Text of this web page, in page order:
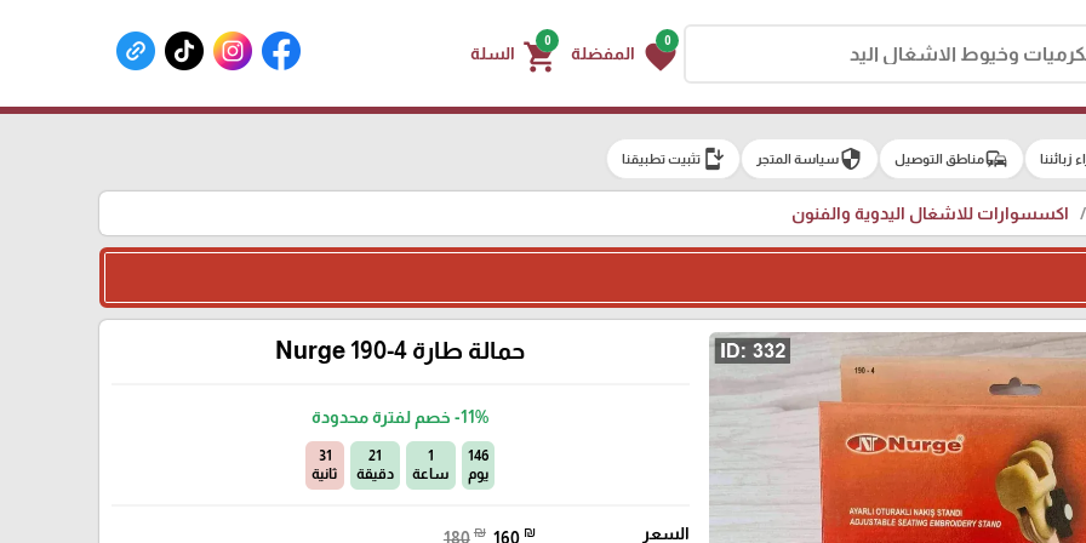
0
favorite المفضلة
0
shopping_cart السلة
زبائننا commuteمناطق التوصيل securityسياسة المتجر install_mobileتثبيت تطبيقنا
اكسسوارات للاشغال اليدوية والفنون
حمالة طارة 4-190 Nurge
-11%خصم لفترة محدودة
146
يوم
1
ساعة
21
دقيقة
30
ثانية
السعر 180 ₪ 160 ₪